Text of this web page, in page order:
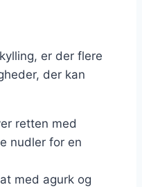
er der flere
der kan
retten med
nudler for en
med agurk og